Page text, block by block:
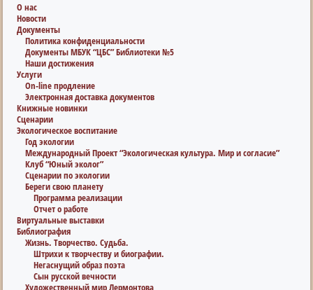
О нас
Новости
Документы
Политика конфиденциальности
Документы МБУК “ЦБС” Библиотеки №5
Наши достижения
Услуги
On-line продление
Электронная доставка документов
Книжные новинки
Сценарии
Экологическое воспитание
Год экологии
Международный Проект “Экологическая культура. Мир и согласие”
Клуб “Юный эколог”
Сценарии по экологии
Береги свою планету
Программа реализации
Отчет о работе
Виртуальные выставки
Библиография
Жизнь. Творчество. Судьба.
Штрихи к творчеству и биографии.
Негаснущий образ поэта
Сын русской вечности
Художественный мир Лермонтова